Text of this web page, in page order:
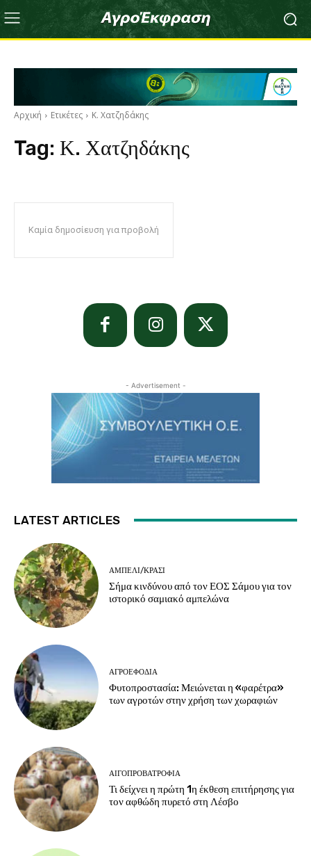
Αρχική Ετικέτες Κ. Χατζηδάκης
Tag: Κ. Χατζηδάκης
Καμία δημοσίευση για προβολή
- Advertisement -
LATEST ARTICLES
ΑΜΠΈΛΙ/ΚΡΑΣΊ
Σήμα κινδύνου από τον ΕΟΣ Σάμου για τον
ιστορικό σαμιακό αμπελώνα
ΑΓΡΟΕΦΌΔΙΑ
Φυτοπροστασία: Μειώνεται η «φαρέτρα»
των αγροτών στην χρήση των χωραφιών
ΑΙΓΟΠΡΟΒΑΤΡΟΦΊΑ
Τι δείχνει η πρώτη 1η έκθεση επιτήρησης για
τον αφθώδη πυρετό στη Λέσβο